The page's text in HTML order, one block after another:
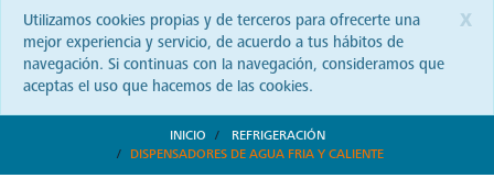
x
Utilizamos cookies propias y de terceros para ofrecerte una
mejor experiencia y servicio, de acuerdo a tus hábitos de
navegación. Si continuas con la navegación, consideramos que
aceptas el uso que hacemos de las cookies.
INICIO
REFRIGERACIÓN
DISPENSADORES DE AGUA FRIA Y CALIENTE